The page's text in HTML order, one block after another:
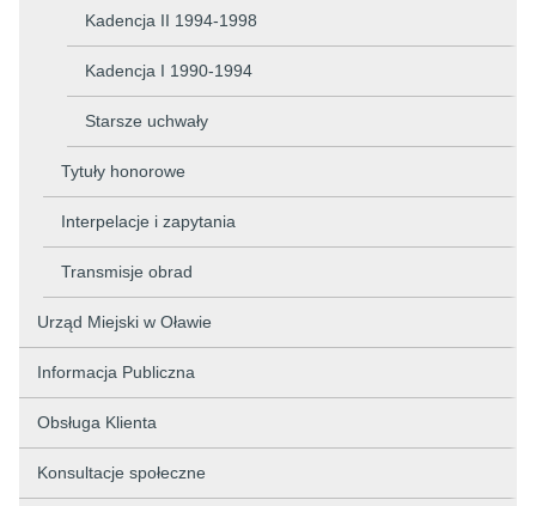
Kadencja II 1994-1998
Kadencja I 1990-1994
Starsze uchwały
Tytuły honorowe
Interpelacje i zapytania
Transmisje obrad
Urząd Miejski w Oławie
Informacja Publiczna
Obsługa Klienta
Konsultacje społeczne